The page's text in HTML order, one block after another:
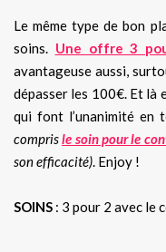
Le même type de bon
soins. Une offre 3
avantageuse aussi,
dépasser les 100€. Et là
qui font l’unanimité en
comprisle soin pour le
son efficacité). Enjoy !
SOINS : 3 pour 2 avec le